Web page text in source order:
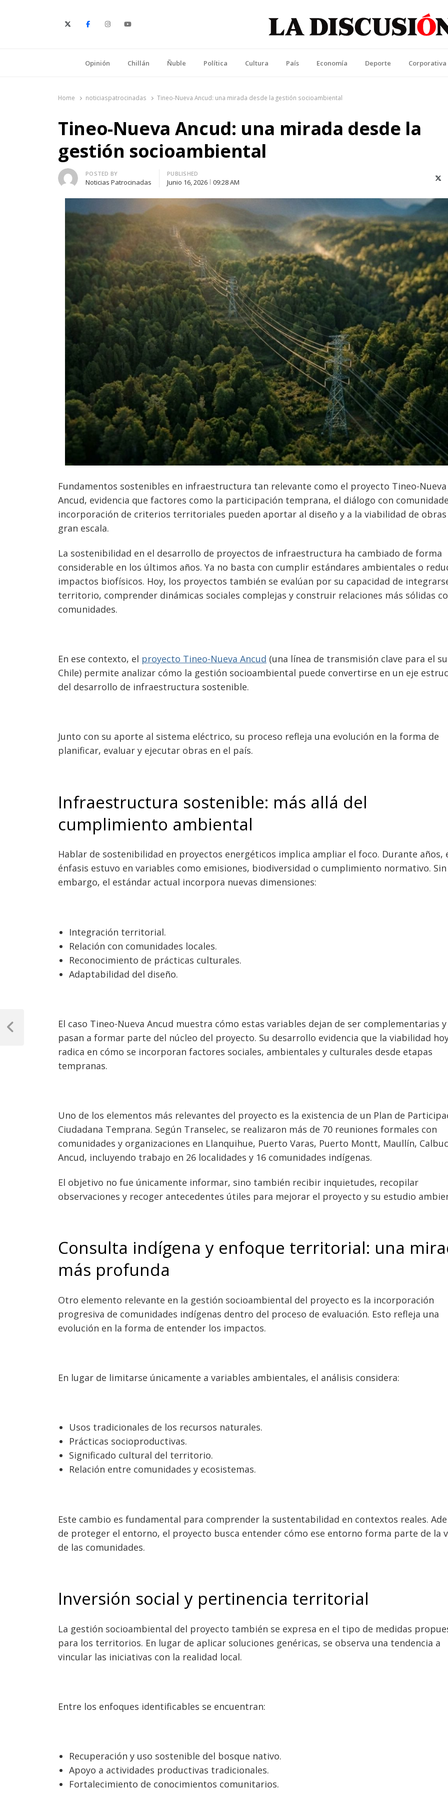
Opinión
Chillán Ñuble Política Cultura País Economía Deporte Corporativa
Home noticiaspatrocinadas Tineo-Nueva Ancud: una mirada desde la gestión socioambiental
Tineo-Nueva Ancud: una mirada desde la
gestión socioambiental
Author
POSTED BY
Noticias Patrocinadas
PUBLISHED
Junio 16, 2026 09:28 AM X
Fundamentos sostenibles en infraestructura tan relevante como el proyecto Tineo-Nueva
Ancud, evidencia que factores como la participación temprana, el diálogo con
incorporación de criterios territoriales pueden aportar al diseño y a la viabilidad de obras
gran escala.
La sostenibilidad en el desarrollo de proyectos de infraestructura ha cambiado de forma
considerable en los últimos años. Ya no basta con cumplir estándares ambientales o
impactos biofísicos. Hoy, los proyectos también se evalúan por su capacidad de
territorio, comprender dinámicas sociales complejas y construir relaciones más sólidas
comunidades.
En ese contexto, el proyecto Tineo-Nueva Ancud (una línea de transmisión clave para el
Chile) permite analizar cómo la gestión socioambiental puede convertirse en un eje
del desarrollo de infraestructura sostenible.
Junto con su aporte al sistema eléctrico, su proceso refleja una evolución en la forma de
planificar, evaluar y ejecutar obras en el país.
Infraestructura sostenible: más allá del
cumplimiento ambiental
Hablar de sostenibilidad en proyectos energéticos implica ampliar el foco. Durante años,
énfasis estuvo en variables como emisiones, biodiversidad o cumplimiento normativo. Sin
embargo, el estándar actual incorpora nuevas dimensiones:
Integración territorial.
Relación con comunidades locales.
Reconocimiento de prácticas culturales.
Adaptabilidad del diseño.
El caso Tineo-Nueva Ancud muestra cómo estas variables dejan de ser complementarias y
pasan a formar parte del núcleo del proyecto. Su desarrollo evidencia que la viabilidad
radica en cómo se incorporan factores sociales, ambientales y culturales desde etapas
tempranas.
Uno de los elementos más relevantes del proyecto es la existencia de un Plan de
Ciudadana Temprana. Según Transelec, se realizaron más de 70 reuniones formales con
comunidades y organizaciones en Llanquihue, Puerto Varas, Puerto Montt, Maullín,
Ancud, incluyendo trabajo en 26 localidades y 16 comunidades indígenas.
El objetivo no fue únicamente informar, sino también recibir inquietudes, recopilar
observaciones y recoger antecedentes útiles para mejorar el proyecto y su estudio
Consulta indígena y enfoque territorial: una
más profunda
Otro elemento relevante en la gestión socioambiental del proyecto es la incorporación
progresiva de comunidades indígenas dentro del proceso de evaluación. Esto refleja una
evolución en la forma de entender los impactos.
En lugar de limitarse únicamente a variables ambientales, el análisis considera:
Usos tradicionales de los recursos naturales.
Prácticas socioproductivas.
Significado cultural del territorio.
Relación entre comunidades y ecosistemas.
Este cambio es fundamental para comprender la sustentabilidad en contextos reales.
de proteger el entorno, el proyecto busca entender cómo ese entorno forma parte de la
de las comunidades.
Inversión social y pertinencia territorial
La gestión socioambiental del proyecto también se expresa en el tipo de medidas
para los territorios. En lugar de aplicar soluciones genéricas, se observa una tendencia a
vincular las iniciativas con la realidad local.
Entre los enfoques identificables se encuentran:
Recuperación y uso sostenible del bosque nativo.
Apoyo a actividades productivas tradicionales.
Fortalecimiento de conocimientos comunitarios.
Navegación
de
Previous